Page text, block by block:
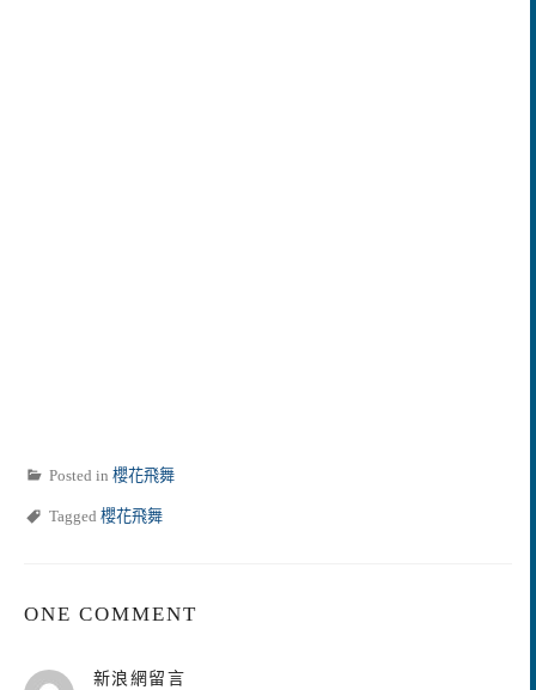
Posted in 櫻花飛舞
Tagged 櫻花飛舞
ONE COMMENT
新浪網留言